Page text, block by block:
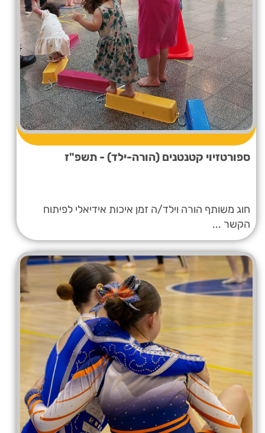
ספורטזיוי קטנטנים (הורה-ילד) - תשפ"ז
חוג משותף הורה וילד/ה זמן איכות אידיאלי לפיתוח
הקשר ...